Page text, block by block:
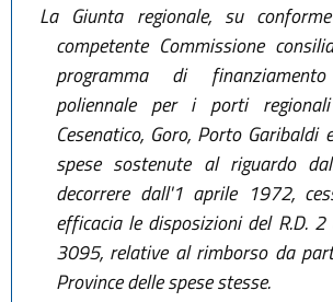
La Giunta regionale, su
competente Commissione
programma di
poliennale per i porti
Cesenatico, Goro, Porto Garibaldi
spese sostenute al riguardo
decorrere dall'1 aprile 1972,
efficacia le disposizioni del R.D.
3095, relative al rimborso da
Province delle spese stesse.